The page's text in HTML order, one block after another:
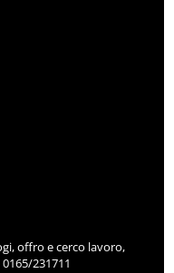
offro e cerco lavoro,
231711